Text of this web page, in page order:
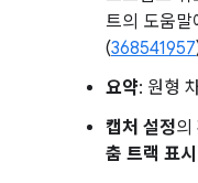
트의 도움말
(368541957
요약: 원형
캡처 설정의
춤 트랙 표시